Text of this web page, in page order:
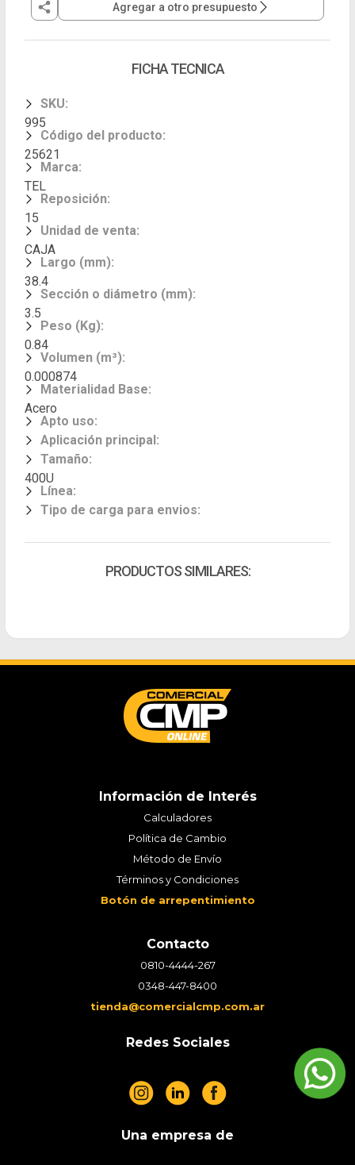
Agregar a otro presupuesto
FICHA TECNICA
SKU:
995
Código del producto:
25621
Marca:
TEL
Reposición:
15
Unidad de venta:
CAJA
Largo (mm):
38.4
Sección o diámetro (mm):
3.5
Peso (Kg):
0.84
Volumen (m³):
0.000874
Materialidad Base:
Acero
Apto uso:
Aplicación principal:
Tamaño:
400U
Línea:
Tipo de carga para envios:
PRODUCTOS SIMILARES:
Información de Interés
Calculadores
Política de Cambio
Método de Envío
Términos y Condiciones
Botón de arrepentimiento
Contacto
0810-4444-267
0348-447-8400
tienda@comercialcmp.com.ar
Redes Sociales
Una empresa de